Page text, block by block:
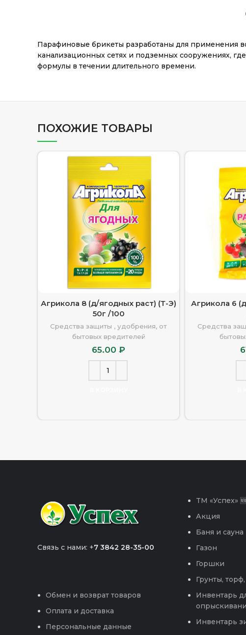
Парафиновые брикеты разработаны для применения
канализационных сетях и подземных сооружениях,
формулы в течении длительного времени.
ПОХОЖИЕ ТОВАРЫ
Агрикола 8 (д/ягодных раст) (Т-Э)
50г /100
Средства защиты , удобрения, от
бытовых вредителей
65.00₽
Агрикола 6
Средства
Связь с нами: +7 3842 28-35-00
Обмен и возврат товаров
Оплата и доставка
Персональные данные
TM «Успех»
Акция
Баня и сауна
Газон
Горшки
Грунты,
Инвентарь
Инвентарь